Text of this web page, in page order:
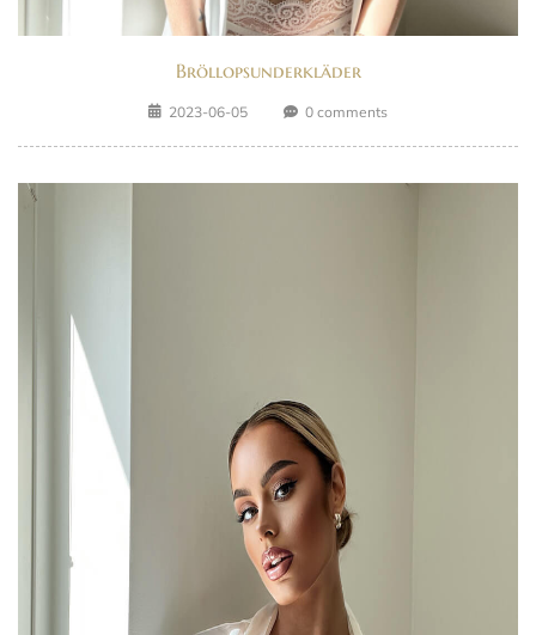
Bröllopsunderkläder
2023-06-05 0 comments